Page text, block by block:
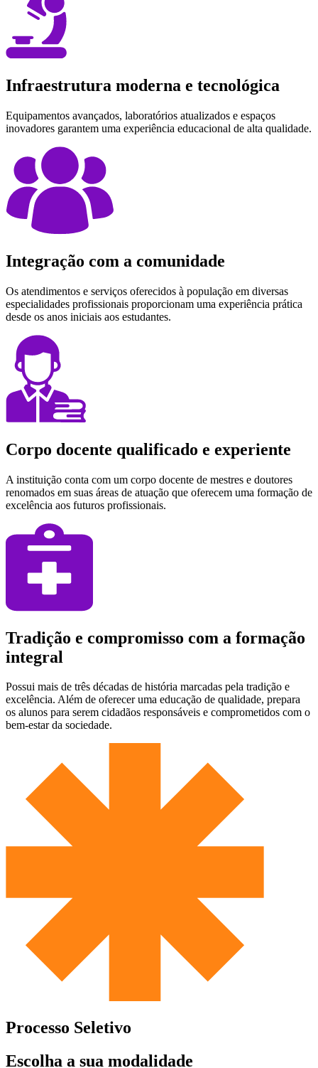
Infraestrutura moderna e tecnológica
Equipamentos avançados, laboratórios atualizados e espaços
inovadores garantem uma experiência educacional de alta qualidade.
Integração com a comunidade
Os atendimentos e serviços oferecidos à população em diversas
especialidades profissionais proporcionam uma experiência prática
desde os anos iniciais aos estudantes.
Corpo docente qualificado e experiente
A instituição conta com um corpo docente de mestres e doutores
renomados em suas áreas de atuação que oferecem uma formação de
excelência aos futuros profissionais.
Tradição e compromisso com a formação
integral
Possui mais de três décadas de história marcadas pela tradição e
excelência. Além de oferecer uma educação de qualidade, prepara
os alunos para serem cidadãos responsáveis e comprometidos com o
bem-estar da sociedade.
Processo Seletivo
Escolha a sua modalidade